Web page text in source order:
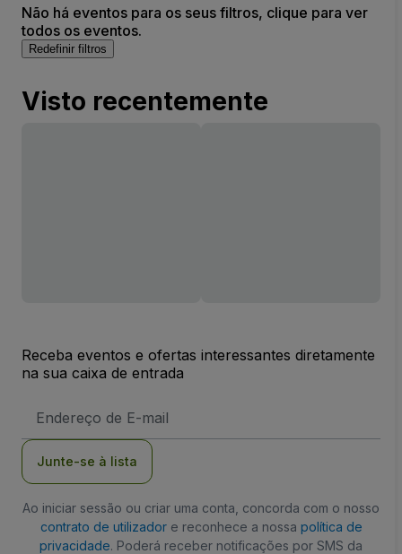
Não há eventos para os seus filtros, clique para ver
todos os eventos.
Redefinir filtros
Visto recentemente
Receba eventos e ofertas interessantes diretamente
na sua caixa de entrada
de
Junte-se à lista
Ao iniciar sessão ou criar uma conta, concorda com o nosso
contrato de utilizadore reconhece a nossa política de
privacidade. Poderá receber notificações por SMS da